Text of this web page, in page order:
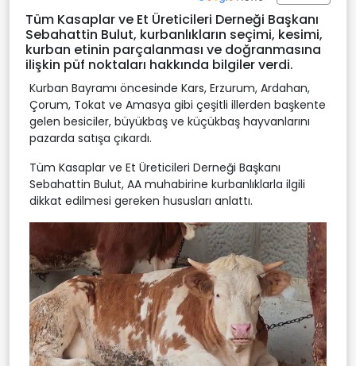
Tüm Kasaplar ve Et Üreticileri Derneği Başkanı
Sebahattin Bulut, kurbanlıkların seçimi, kesimi,
kurban etinin parçalanması ve doğranmasına
ilişkin püf noktaları hakkında bilgiler verdi.
Kurban Bayramı öncesinde Kars, Erzurum, Ardahan,
Çorum, Tokat ve Amasya gibi çeşitli illerden başkente
gelen besiciler, büyükbaş ve küçükbaş hayvanlarını
pazarda satışa çıkardı.
Tüm Kasaplar ve Et Üreticileri Derneği Başkanı
Sebahattin Bulut, AA muhabirine kurbanlıklarla ilgili
dikkat edilmesi gereken hususları anlattı.